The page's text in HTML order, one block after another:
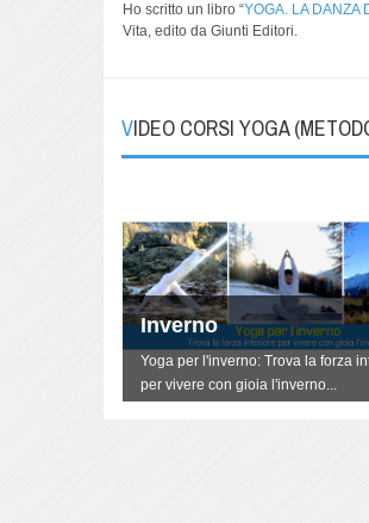
Ho scritto un libro “YOGA. LA DANZA
Vita, edito da Giunti Editori.
VIDEO CORSI YOGA
Inverno
Yoga per l'inverno: Trova la forza
per vivere con gioia l'inverno...